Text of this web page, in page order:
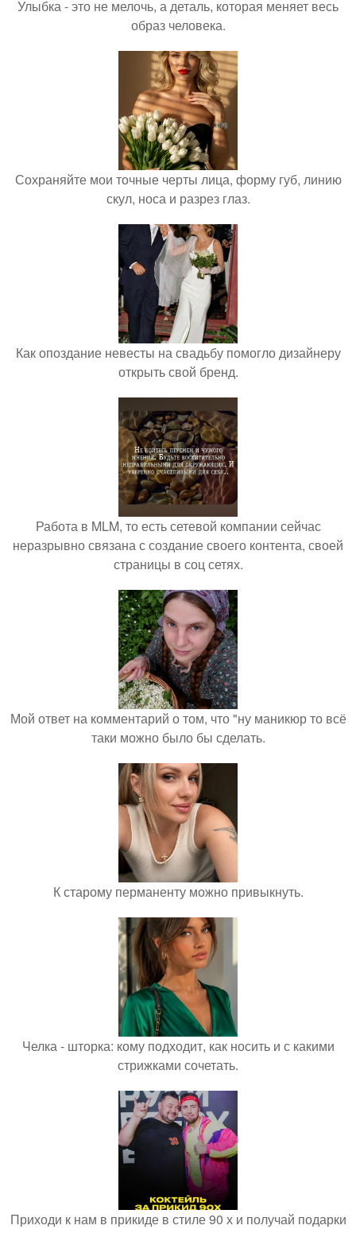
Улыбка - это не мелочь, а деталь, которая меняет весь
образ человека.
Сохраняйте мои точные черты лица, форму губ, линию
скул, носа и разрез глаз.
Как опоздание невесты на свадьбу помогло дизайнеру
открыть свой бренд.
Работа в MLM, то есть сетевой компании сейчас
неразрывно связана с создание своего контента, своей
страницы в соц сетях.
Мой ответ на комментарий о том, что "ну маникюр то всё
таки можно было бы сделать.
К старому перманенту можно привыкнуть.
Челка - шторка: кому подходит, как носить и с какими
стрижками сочетать.
Приходи к нам в прикиде в стиле 90 х и получай подарки